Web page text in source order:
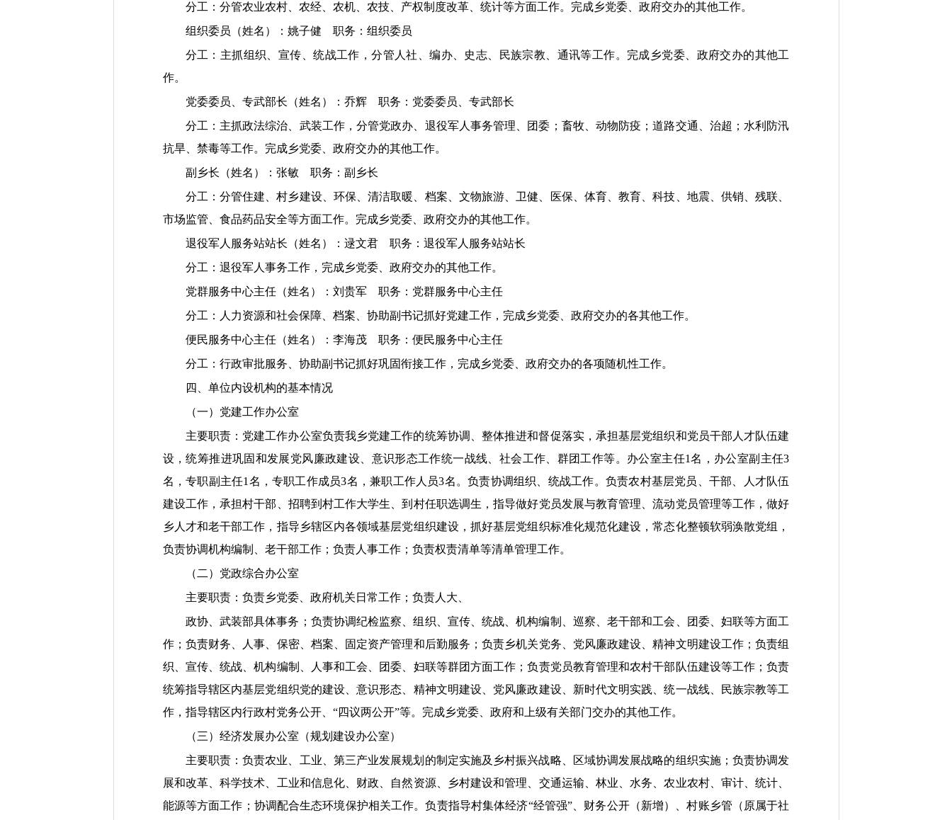
分工：分管农业农村、农经、农机、农技、产权制度改革、统计等方面工作。完成乡党委、政府交办的其他工作。
组织委员（姓名）：姚子健 职务：组织委员
分工：主抓组织、宣传、统战工作，分管人社、编办、史志、民族宗教、通讯等工作。完成乡党委、政府交办的其他工
作。
党委委员、专武部长（姓名）：乔辉
职务：党委委员、专武部长
分工：主抓政法综治、武装工作，分管党政办、退役军人事务管理、团委；畜牧、动物防疫；道路交通、治超；水利防汛
抗旱、禁毒等工作。完成乡党委、政府交办的其他工作。
副乡长（姓名）：张敏 职务：副乡长
分工：分管住建、村乡建设、环保、清洁取暖、档案、文物旅游、卫健、医保、体育、教育、科技、地震、供销、残联、
市场监管、食品药品安全等方面工作。完成乡党委、政府交办的其他工作。
退役军人服务站站长（姓名）：逯文君 职务：退役军人服务站站长
分工：退役军人事务工作，完成乡党委、政府交办的其他工作。
党群服务中心主任（姓名）：刘贵军 职务：党群服务中心主任
分工：人力资源和社会保障、档案、协助副书记抓好党建工作，完成乡党委、政府交办的各其他工作。
便民服务中心主任（姓名）：李海茂 职务：便民服务中心主任
分工：行政审批服务、协助副书记抓好巩固衔接工作，完成乡党委、政府交办的各项随机性工作。
四、单位内设机构的基本情况
（一）党建工作办公室
主要职责：党建工作办公室负责我乡党建工作的统筹协调、整体推进和督促落实，承担基层党组织和党员干部人才队伍建
设，统筹推进巩固和发展党风廉政建设、意识形态工作统一战线、社会工作、群团工作等。办公室主任1名，办公室副主任3
名，专职副主任1名，专职工作成员3名，兼职工作人员3名。负责协调组织、统战工作。负责农村基层党员、干部、人才队伍
建设工作，承担村干部、招聘到村工作大学生、到村任职选调生，指导做好党员发展与教育管理、流动党员管理等工作，做好
乡人才和老干部工作，指导乡辖区内各领域基层党组织建设，抓好基层党组织标准化规范化建设，常态化整顿软弱涣散党组，
负责协调机构编制、老干部工作；负责人事工作；负责权责清单等清单管理工作。
（二）党政综合办公室
主要职责：负责乡党委、政府机关日常工作；负责人大、
政协、武装部具体事务；负责协调纪检监察、组织、宣传、统战、机构编制、巡察、老干部和工会、团委、妇联等方面工
作；负责财务、人事、保密、档案、固定资产管理和后勤服务；负责乡机关党务、党风廉政建设、精神文明建设工作；负责组
织、宣传、统战、机构编制、人事和工会、团委、妇联等群团方面工作；负责党员教育管理和农村干部队伍建设等工作；负责
统筹指导辖区内基层党组织党的建设、意识形态、精神文明建设、党风廉政建设、新时代文明实践、统一战线、民族宗教等工
作，指导辖区内行政村党务公开、 “四议两公开”等。完成乡党委、政府和上级有关部门交办的其他工作。
（三）经济发展办公室（规划建设办公室）
主要职责：负责农业、工业、第三产业发展规划的制定实施及乡村振兴战略、区域协调发展战略的组织实施；负责协调发
展和改革、科学技术、工业和信息化、财政、自然资源、乡村建设和管理、交通运输、林业、水务、农业农村、审计、统计、
能源等方面工作；协调配合生态环境保护相关工作。负责指导村集体经济“经管强”、财务公开（新增）、村账乡管（原属于社